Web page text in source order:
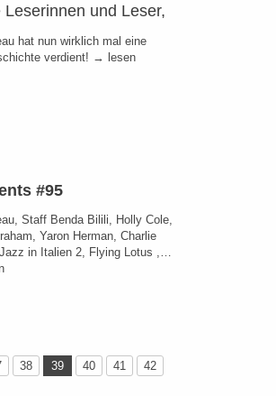
Leserinnen und Leser,
hat nun wirklich mal eine
verdient! → lesen
#95
Staff Benda Bilili, Holly Cole,
Yaron Herman, Charlie
in Italien 2, Flying Lotus ,…
38 39 40 41
42